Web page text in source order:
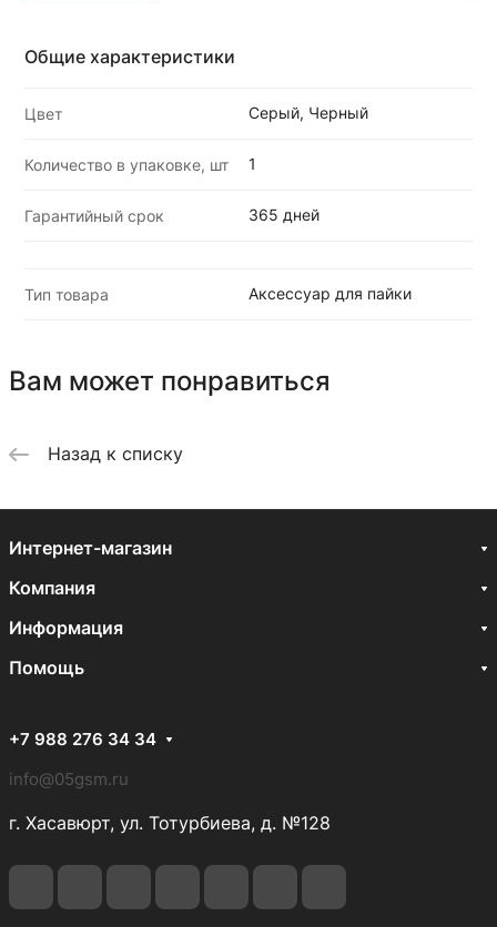
Общие характеристики
Цвет Серый, Черный
Количество в упаковке, шт 1
Гарантийный срок 365 дней
Тип товара Аксессуар для пайки
Вам может понравиться
Назад к списку
Интернет-магазин
Компания
Информация
Помощь
+7 988 276 34 34
info@05gsm.ru
г. Хасавюрт, ул. Тотурбиева, д. №128